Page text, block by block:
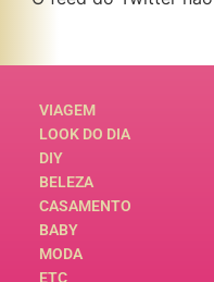
VIAGEM
LOOK DO DIA
DIY
BELEZA
CASAMENTO
BABY
MODA
ETC